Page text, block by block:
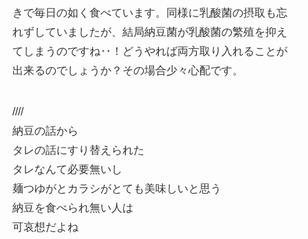
きで毎日の如く食べています。同様に乳酸菌の摂取も忘
れずしていましたが、結局納豆菌が乳酸菌の繁殖を抑え
てしまうのですね‥！どうやれば両方取り入れることが
出来るのでしょうか？その場合少々心配です。
////
納豆の話から
タレの話にすり替えられた
タレなんて必要無いし
麺つゆがとカラシがとても美味しいと思う
納豆を食べられ無い人は
可哀想だよね